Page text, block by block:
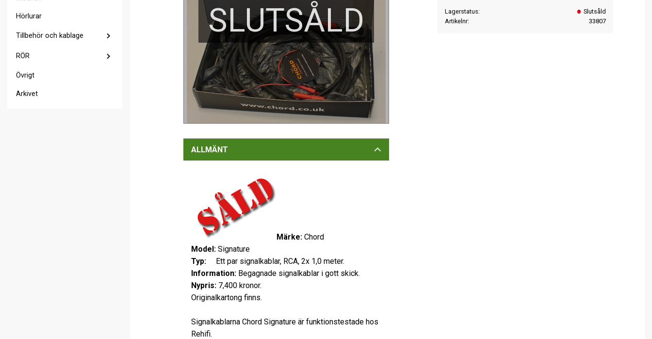
SLUTSÅLD Lagerstatus
Slutsåld
Artikelnr
33807
ALLMÄNT
Märke:Chord
Model:Signature
Typ:Ett par signalkablar, RCA, 2x 1,0 meter.
Information:Begagnade signalkablar i gott skick.
Nypris:7,400 kronor.
Originalkartong finns.
Signalkablarna Chord Signature är funktionstestade hos
Rehifi.
Hörlurar
Tillbehör och kablage
RÖR
Övrigt
Arkivet